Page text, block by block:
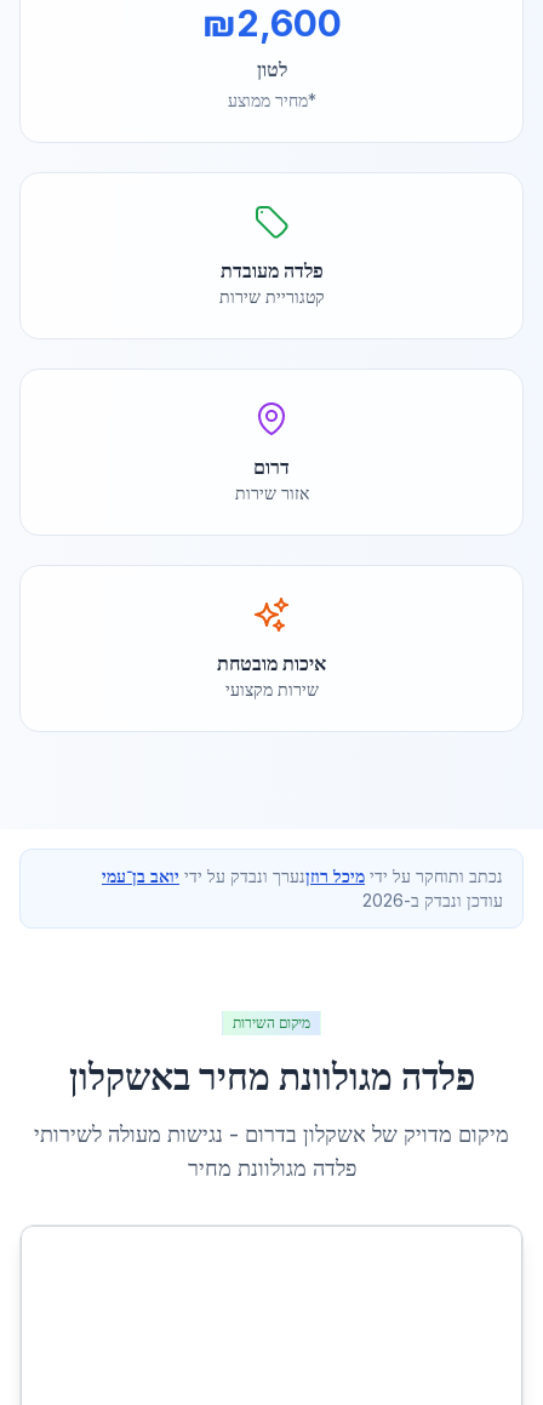
₪2,600
לטון
*מחיר ממוצע
פלדה מעובדת
קטגוריית שירות
דרום
אזור שירות
איכות מובטחת
שירות מקצועי
נכתב ותוחקר על ידי מיכל רוזןנערך ונבדק על ידי יואב בן־עמי
עודכן ונבדק ב-2026
מיקום השירות
פלדה מגולוונת מחירבאשקלון
מיקום מדויק של אשקלון בדרום - נגישות מעולה לשירותי
פלדה מגולוונת מחיר